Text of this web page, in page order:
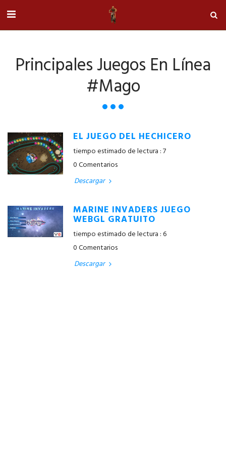
Principales Juegos En Línea
#mago
EL JUEGO DEL HECHICERO
tiempo estimado de lectura : 7
0 Comentarios
Descargar
MARINE INVADERS JUEGO
WEBGL GRATUITO
tiempo estimado de lectura : 6
0 Comentarios
Descargar